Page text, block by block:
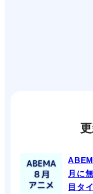
月に
目タ